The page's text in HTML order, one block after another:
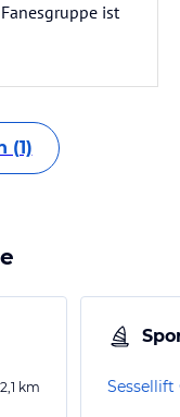
ist
(1)
2,1 km